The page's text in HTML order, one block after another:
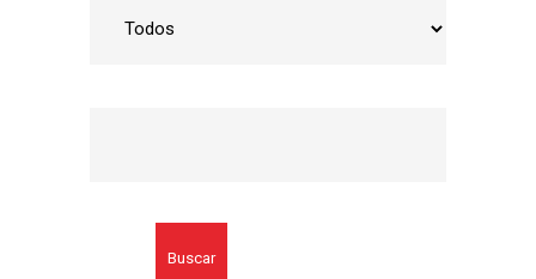
Buscar